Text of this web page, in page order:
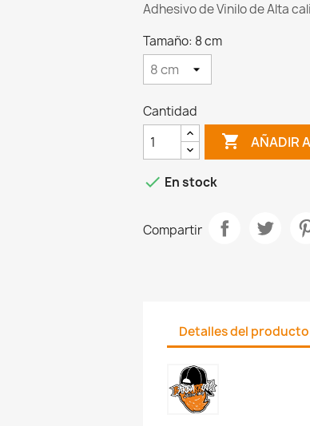
Adhesivo de Vinilo de Alta
Tamaño: 8 cm
Cantidad
 AÑADIR
 En stock
Compartir
Detalles del producto